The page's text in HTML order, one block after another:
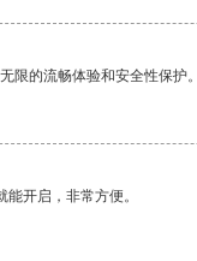
限的流畅体验和安全性保护。
开启，非常方便。